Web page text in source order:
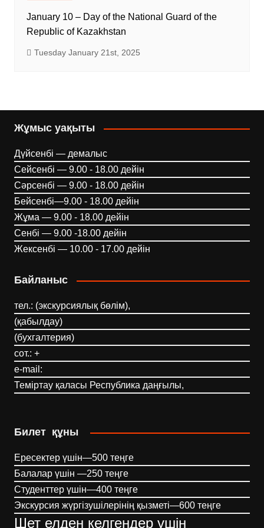
January 10 – Day of the National Guard of the
Republic of Kazakhstan
Tuesday January 21st, 2025
Жұмыс уақыты
Дүйсенбі — демалыс
Сейсенбі — 9.00 - 18.00 дейін
Сәрсенбі — 9.00 - 18.00 дейін
Бейсенбі—9.00 - 18.00 дейін
Жұма — 9.00 - 18.00 дейін
Сенбі — 9.00 -18.00 дейін
Жексенбі — 10.00 - 17.00 дейін
Байланыс
тел.: (экскурсиялық бөлім),
(қабылдау)
(бухгалтерия)
сот.: +
e-mail:
Теміртау қаласы Республика даңғылы,
Билет құны
Ересектер үшін—500 теңге
Балалар үшін —250 теңге
Студенттер үшін—400 теңге
Экскурсия жүргізушілерінің қызметі—600 теңге
Шет елден келгендер үшін